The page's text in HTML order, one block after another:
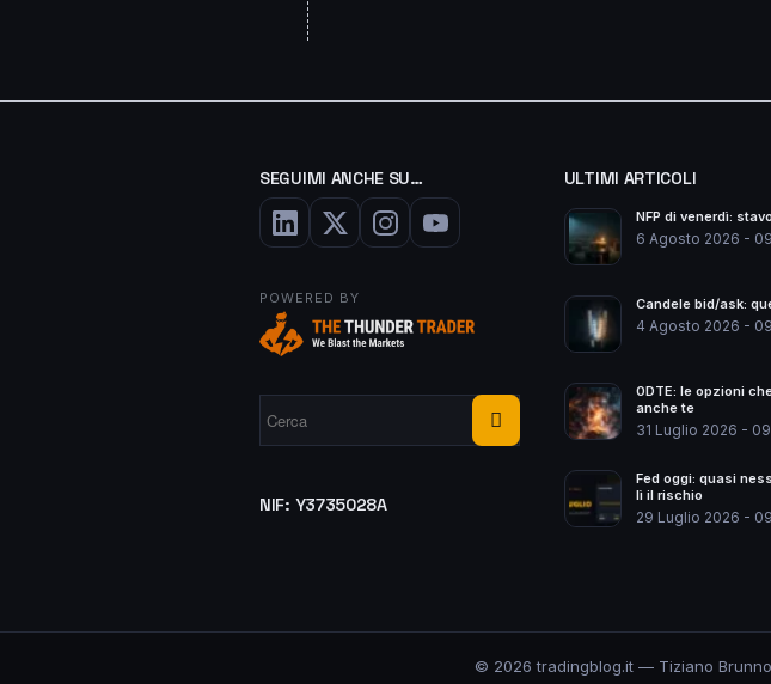
SEGUIMI ANCHE SU…
POWERED BY
NIF: Y3735028A
ULTIMI ARTICOLI
NFP di venerdì:
6 Agosto 2026 -
Candele bid/ask:
4 Agosto 2026 -
0DTE: le opzioni
anche te
31 Luglio 2026 -
Fed oggi: quasi
lì il rischio
29 Luglio 2026 -
© 2026 tradingblog.it — Tiziano Brunno